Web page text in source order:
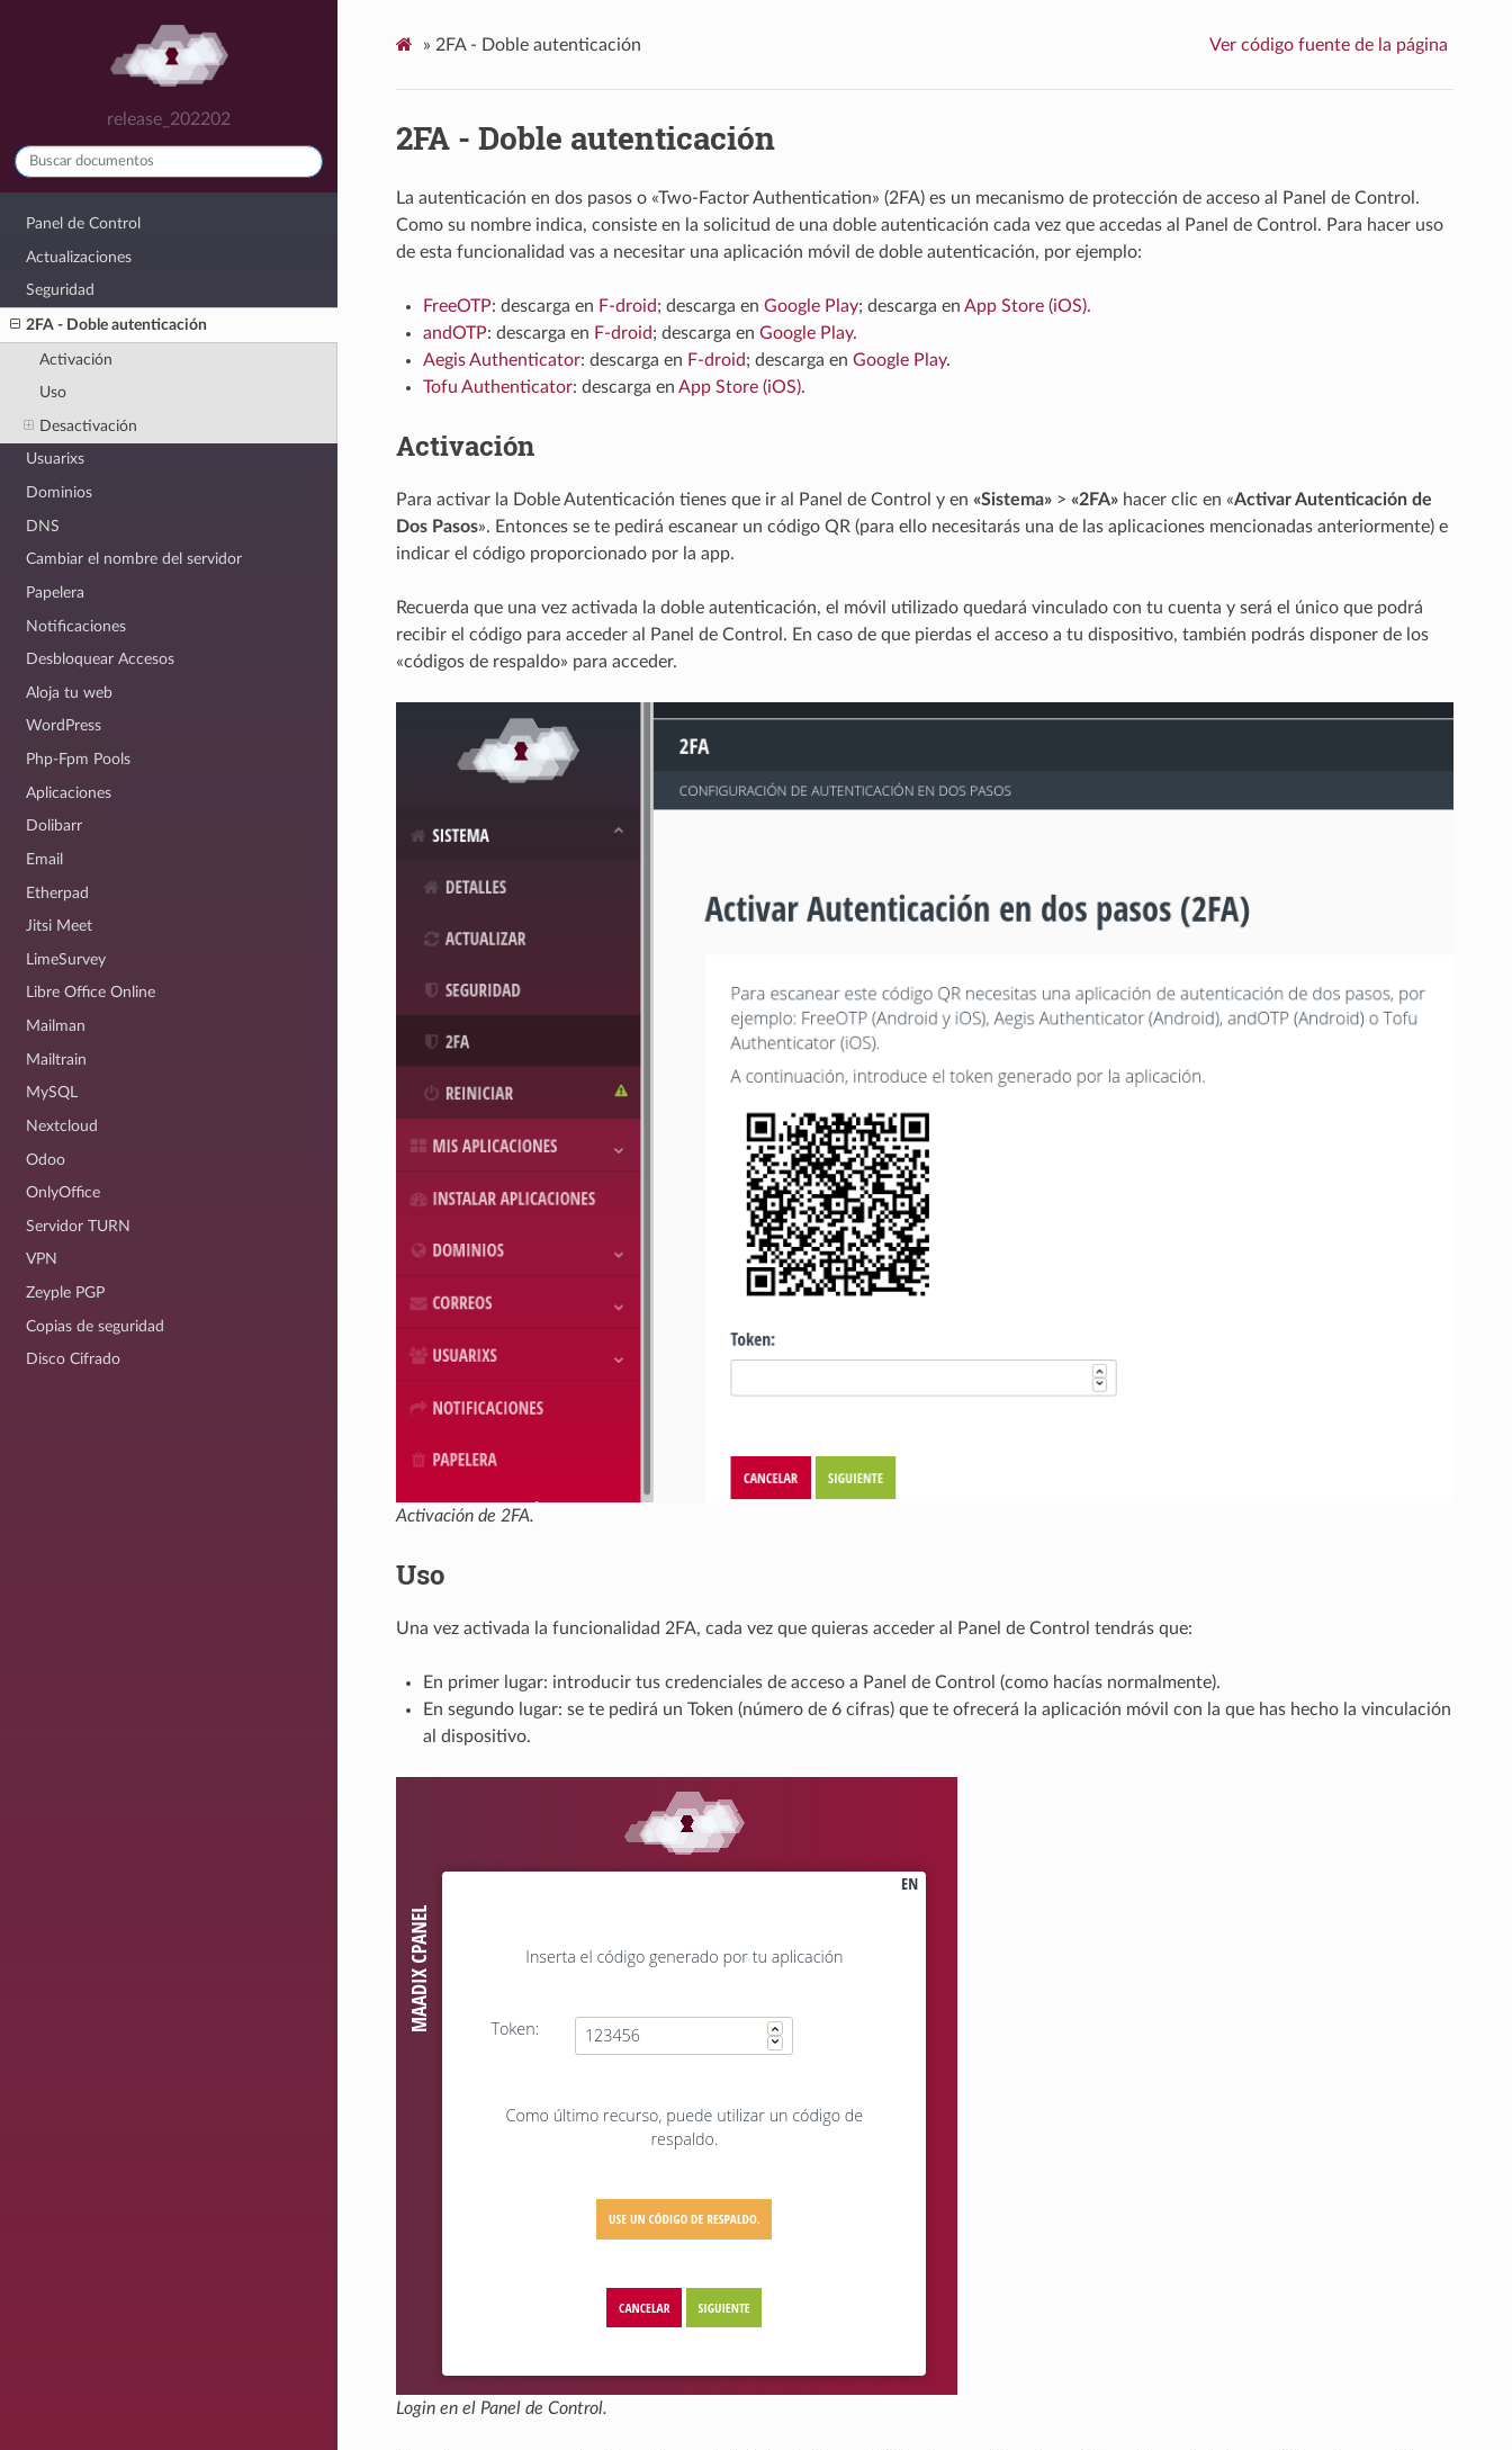
release_202202
Panel de Control
Actualizaciones
Seguridad
2FA - Doble autenticación
Activación
Uso
Desactivación
Usuarixs
Dominios
DNS
Cambiar el nombre del servidor
Papelera
Notificaciones
Desbloquear Accesos
Aloja tu web
WordPress
Php-Fpm Pools
Aplicaciones
Dolibarr
Email
Etherpad
Jitsi Meet
LimeSurvey
Libre Office Online
Mailman
Mailtrain
MySQL
Nextcloud
Odoo
OnlyOffice
Servidor TURN
VPN
Zeyple PGP
Copias de seguridad
Disco Cifrado
» 2FA - Doble autenticación Ver código fuente de la página
2FA - Doble autenticación
La autenticación en dos pasos o «Two-Factor Authentication» (2FA) es un mecanismo de protección de acceso al Panel de Control.
Como su nombre indica, consiste en la solicitud de una doble autenticación cada vez que accedas al Panel de Control. Para hacer uso
de esta funcionalidad vas a necesitar una aplicación móvil de doble autenticación, por ejemplo:
FreeOTP: descarga en F-droid; descarga en Google Play; descarga en App Store (iOS).
andOTP: descarga en F-droid; descarga en Google Play.
Aegis Authenticator: descarga en F-droid; descarga en Google Play.
Tofu Authenticator: descarga en App Store (iOS).
Activación
Para activar la Doble Autenticación tienes que ir al Panel de Control y en «Sistema»> «2FA»hacer clic en «Activar Autenticación de
Dos Pasos». Entonces se te pedirá escanear un código QR (para ello necesitarás una de las aplicaciones mencionadas anteriormente) e
indicar el código proporcionado por la app.
Recuerda que una vez activada la doble autenticación, el móvil utilizado quedará vinculado con tu cuenta y será el único que podrá
recibir el código para acceder al Panel de Control. En caso de que pierdas el acceso a tu dispositivo, también podrás disponer de los
«códigos de respaldo» para acceder.
Activación de 2FA.
Uso
Una vez activada la funcionalidad 2FA, cada vez que quieras acceder al Panel de Control tendrás que:
En primer lugar: introducir tus credenciales de acceso a Panel de Control (como hacías normalmente).
En segundo lugar: se te pedirá un Token (número de 6 cifras) que te ofrecerá la aplicación móvil con la que has hecho la vinculación
al dispositivo.
Login en el Panel de Control.